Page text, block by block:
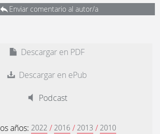
Enviar comentario al autor/a
Descargar en PDF
Descargar en ePub
Podcast
años: 2022 / 2016 / 2013 / 2010